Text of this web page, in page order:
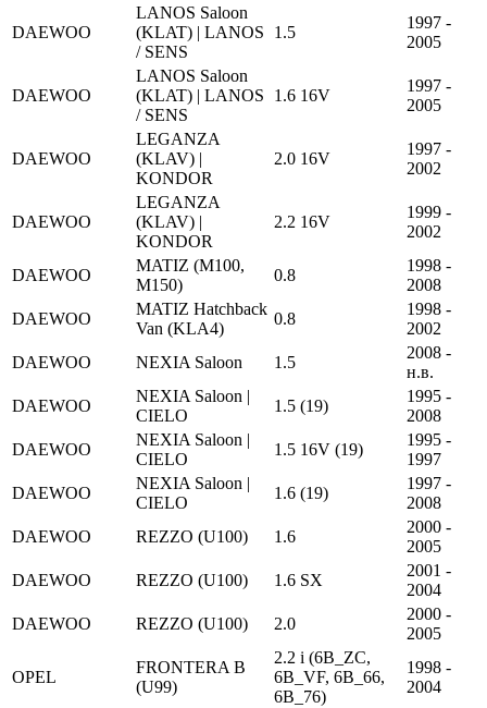
DAEWOO
LANOS Saloon
(KLAT) | LANOS
/ SENS
1.5
1997 -
2005
DAEWOO
LANOS Saloon
(KLAT) | LANOS
/ SENS
1.6 16V
1997 -
2005
DAEWOO
LEGANZA
(KLAV) |
KONDOR
2.0 16V
1997 -
2002
DAEWOO
LEGANZA
(KLAV) |
KONDOR
2.2 16V
1999 -
2002
DAEWOO
MATIZ (M100,
M150)
0.8
1998 -
2008
DAEWOO
MATIZ Hatchback
Van (KLA4)
0.8
1998 -
2002
DAEWOO
NEXIA Saloon 1.5
2008 -
н.в.
DAEWOO
NEXIA Saloon |
CIELO
1.5 (19)
1995 -
2008
DAEWOO
NEXIA Saloon |
CIELO
1.5 16V (19)
1995 -
1997
DAEWOO
NEXIA Saloon |
CIELO
1.6 (19)
1997 -
2008
DAEWOO
REZZO (U100) 1.6
2000 -
2005
DAEWOO
REZZO (U100) 1.6 SX
2001 -
2004
DAEWOO
REZZO (U100) 2.0
2000 -
2005
OPEL
FRONTERA B
(U99)
2.2 i (6B_ZC,
6B_VF, 6B_66,
6B_76)
1998 -
2004